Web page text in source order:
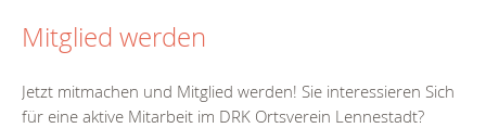
Mitglied werden
Jetzt mitmachen und Mitglied werden! Sie interessieren Sich
für eine aktive Mitarbeit im DRK Ortsverein Lennestadt?